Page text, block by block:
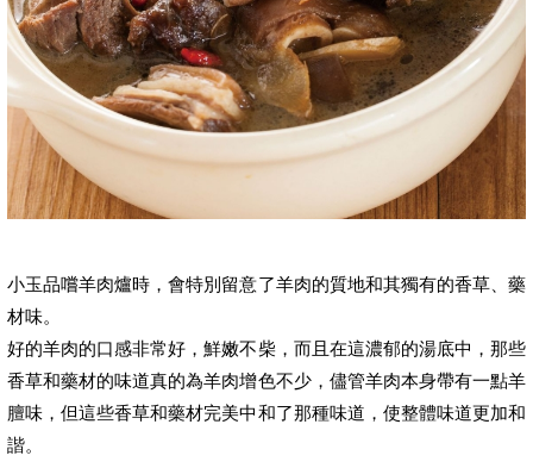
小玉品嚐羊肉爐時，會特別留意了羊肉的質地和其獨有的香草、藥
材味。
好的羊肉的口感非常好，鮮嫩不柴，而且在這濃郁的湯底中，那些
香草和藥材的味道真的為羊肉增色不少，儘管羊肉本身帶有一點羊
膻味，但這些香草和藥材完美中和了那種味道，使整體味道更加和
諧。